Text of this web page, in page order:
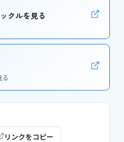
クルを見る
る
リンクをコピー